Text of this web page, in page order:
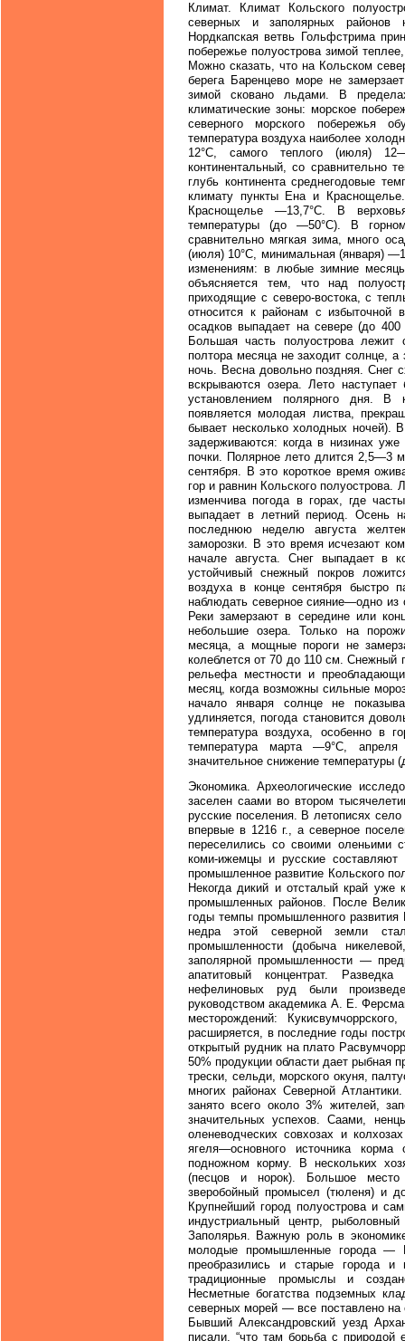
Климат. Климат Кольского
северных и заполярных районов
Нордкапская ветвь Гольфстрима
побережье полуострова зимой
Можно сказать, что на Кольском
берега Баренцево море не
зимой сковано льдами. В
климатические зоны: морское
северного морского побережья
температура воздуха наиболее
12°С, самого теплого (июля)
континентальный, со сравнительно
глубь континента среднегодовые
климату пункты Ена и
Краснощелье —13,7°С. В
температуры (до —50°С). В
сравнительно мягкая зима, много
(июля) 10°С, минимальная (января)
изменениям: в любые зимние
объясняется тем, что над
приходящие с северо-востока, с
относится к районам с избыточной
осадков выпадает на севере (до
Большая часть полуострова лежит
полтора месяца не заходит солнце, а
ночь. Весна довольно поздняя.
вскрываются озера. Лето
установлением полярного дня. В
появляется молодая листва,
бывает несколько холодных ночей).
задерживаются: когда в низинах
почки. Полярное лето длится 2,5—3
сентября. В это короткое время
гор и равнин Кольского
изменчива погода в горах, где
выпадает в летний период. Осень
последнюю неделю августа
заморозки. В это время исчезают
начале августа. Снег выпадает в
устойчивый снежный покров
воздуха в конце сентября быстро
наблюдать северное сияние—одно
Реки замерзают в середине или
небольшие озера. Только на
месяца, а мощные пороги не
колеблется от 70 до 110 см. Снежный
рельефа местности и
месяц, когда возможны сильные
начало января солнце не
удлиняется, погода становится
температура воздуха, особенно в
температура марта —9°С,
значительное снижение температуры
Экономика. Археологические
заселен саами во втором
русские поселения. В летописях
впервые в 1216 г., а северное
переселились со своими оленьими
коми-ижемцы и русские
промышленное развитие Кольского
Некогда дикий и отсталый край уже
промышленных районов. После
годы темпы промышленного развития
недра этой северной земли
промышленности (добыча
заполярной промышленности —
апатитовый концентрат.
нефелиновых руд были
руководством академика А. Е.
месторождений:
расширяется, в последние годы
открытый рудник на плато
50% продукции области дает рыбная
трески, сельди, морского окуня,
многих районах Северной
занято всего около 3% жителей,
значительных успехов. Саами,
оленеводческих совхозах и
ягеля—основного источника
подножном корму. В нескольких
(песцов и норок). Большое место
зверобойный промысел (тюленя) и
Крупнейший город полуострова и
индустриальный центр,
Заполярья. Важную роль в
молодые промышленные города —
преобразились и старые города и
традиционные промыслы и
Несметные богатства подземных
северных морей — все поставлено
Бывший Александровский уезд
писали, “что там борьба с